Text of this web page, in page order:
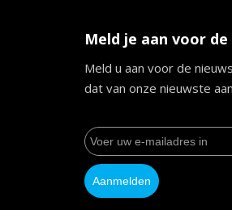
Meld je aan voor
Meld u aan voor de
dat van onze nieuwste
Aanmelden